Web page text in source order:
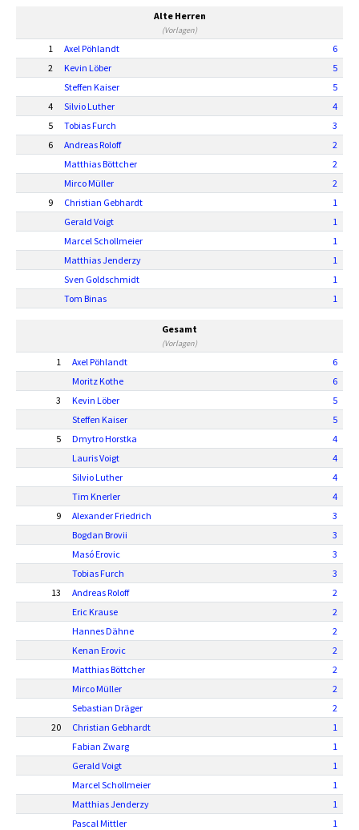
Alte Herren
(Vorlagen)
1 Axel Pöhlandt
6
2
Kevin Löber
5
Steffen Kaiser
5
4
Silvio Luther
4
5
Tobias Furch
3
6
Andreas Roloff
2
Matthias Böttcher
2
Mirco Müller
2
9
Christian Gebhardt
1
Gerald Voigt
1
Marcel Schollmeier
1
Matthias Jenderzy
1
Sven Goldschmidt
1
Tom Binas
1
Gesamt
(Vorlagen)
1 Axel Pöhlandt
6
Moritz Kothe
6
3
Kevin Löber
5
Steffen Kaiser
5
5
Dmytro Horstka
4
Lauris Voigt
4
Silvio Luther
4
Tim Knerler
4
9
Alexander Friedrich
3
Bogdan Brovii
3
Masó Erovic
3
Tobias Furch
3
13
Andreas Roloff
2
Eric Krause
2
Hannes Dähne
2
Kenan Erovic
2
Matthias Böttcher
2
Mirco Müller
2
Sebastian Dräger
2
20
Christian Gebhardt
1
Fabian Zwarg
1
Gerald Voigt
1
Marcel Schollmeier
1
Matthias Jenderzy
1
Pascal Mittler
1